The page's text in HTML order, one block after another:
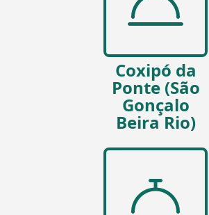
Coxipó da
Ponte (São
Gonçalo
Beira Rio)